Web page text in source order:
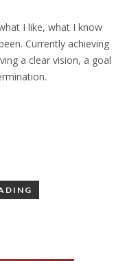
I like, what I know
Currently achieving
a clear vision, a goal